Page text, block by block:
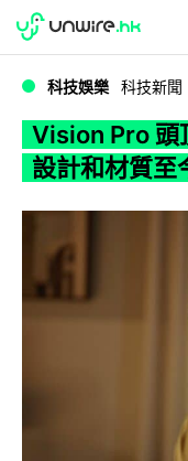
WWDC 2026
科技娛樂 科技新聞
Vision Pro
設計和材質至